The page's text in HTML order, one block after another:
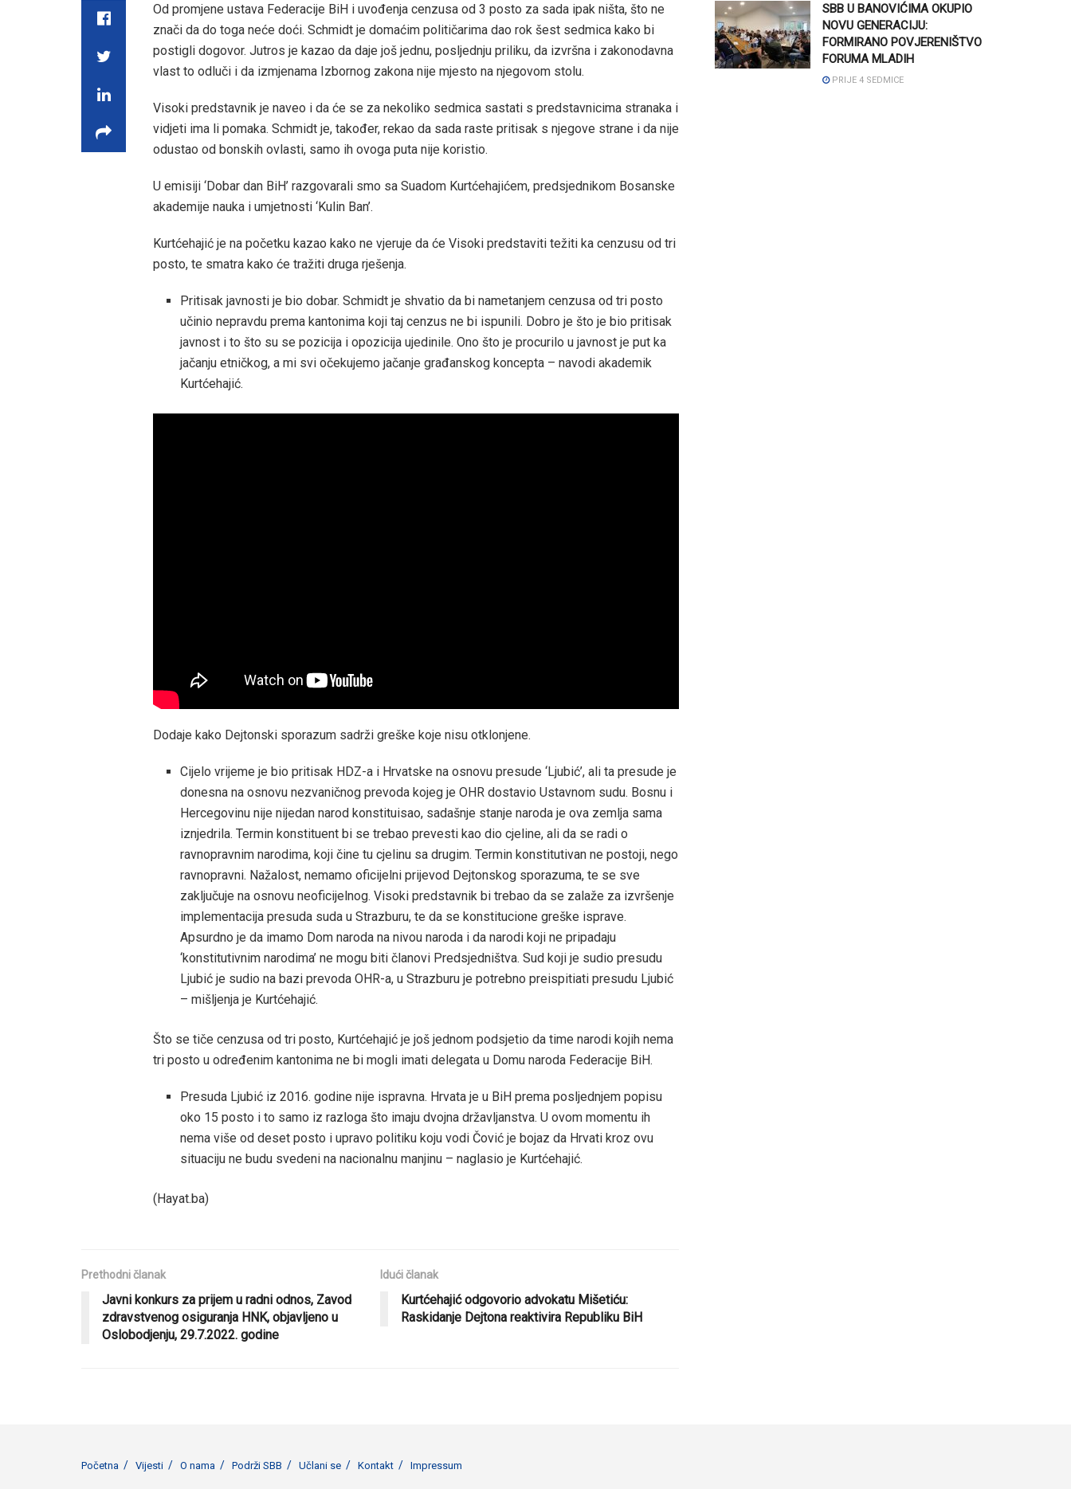
Od promjene ustava Federacije BiH i uvođenja cenzusa od 3 posto za sada ipak ništa, što ne
znači da do toga neće doći. Schmidt je domaćim političarima dao rok šest sedmica kako bi
postigli dogovor. Jutros je kazao da daje još jednu, posljednju priliku, da izvršna i zakonodavna
vlast to odluči i da izmjenama Izbornog zakona nije mjesto na njegovom stolu.
Visoki predstavnik je naveo i da će se za nekoliko sedmica sastati s predstavnicima stranaka i
vidjeti ima li pomaka. Schmidt je, također, rekao da sada raste pritisak s njegove strane i da nije
odustao od bonskih ovlasti, samo ih ovoga puta nije koristio.
U emisiji ‘Dobar dan BiH’ razgovarali smo sa Suadom Kurtćehajićem, predsjednikom Bosanske
akademije nauka i umjetnosti ‘Kulin Ban’.
Kurtćehajić je na početku kazao kako ne vjeruje da će Visoki predstaviti težiti ka cenzusu od tri
posto, te smatra kako će tražiti druga rješenja.
Pritisak javnosti je bio dobar. Schmidt je shvatio da bi nametanjem cenzusa od tri posto
učinio nepravdu prema kantonima koji taj cenzus ne bi ispunili. Dobro je što je bio pritisak
javnost i to što su se pozicija i opozicija ujedinile. Ono što je procurilo u javnost je put ka
jačanju etničkog, a mi svi očekujemo jačanje građanskog koncepta – navodi akademik
Kurtćehajić.
Dodaje kako Dejtonski sporazum sadrži greške koje nisu otklonjene.
Cijelo vrijeme je bio pritisak HDZ-a i Hrvatske na osnovu presude ‘Ljubić’, ali ta presude je
donesna na osnovu nezvaničnog prevoda kojeg je OHR dostavio Ustavnom sudu. Bosnu i
Hercegovinu nije nijedan narod konstituisao, sadašnje stanje naroda je ova zemlja sama
iznjedrila. Termin konstituent bi se trebao prevesti kao dio cjeline, ali da se radi o
ravnopravnim narodima, koji čine tu cjelinu sa drugim. Termin konstitutivan ne postoji, nego
ravnopravni. Nažalost, nemamo oficijelni prijevod Dejtonskog sporazuma, te se sve
zaključuje na osnovu neoficijelnog. Visoki predstavnik bi trebao da se zalaže za izvršenje
implementacija presuda suda u Strazburu, te da se konstitucione greške isprave.
Apsurdno je da imamo Dom naroda na nivou naroda i da narodi koji ne pripadaju
‘konstitutivnim narodima’ ne mogu biti članovi Predsjedništva. Sud koji je sudio presudu
Ljubić je sudio na bazi prevoda OHR-a, u Strazburu je potrebno preispitiati presudu Ljubić
– mišljenja je Kurtćehajić.
Što se tiče cenzusa od tri posto, Kurtćehajić je još jednom podsjetio da time narodi kojih nema
tri posto u određenim kantonima ne bi mogli imati delegata u Domu naroda Federacije BiH.
Presuda Ljubić iz 2016. godine nije ispravna. Hrvata je u BiH prema posljednjem popisu
oko 15 posto i to samo iz razloga što imaju dvojna državljanstva. U ovom momentu ih
nema više od deset posto i upravo politiku koju vodi Čović je bojaz da Hrvati kroz ovu
situaciju ne budu svedeni na nacionalnu manjinu – naglasio je Kurtćehajić.
(Hayat.ba)
Prethodni članak
Javni konkurs za prijem u radni odnos, Zavod
zdravstvenog osiguranja HNK, objavljeno u
Oslobodjenju, 29.7.2022. godine
Idući članak
Kurtćehajić odgovorio advokatu Mišetiću:
Raskidanje Dejtona reaktivira Republiku BiH
SBB U BANOVIĆIMA OKUPIO
NOVU GENERACIJU:
FORMIRANO POVJERENIŠTVO
FORUMA MLADIH
PRIJE 4 SEDMICE
Početna Vijesti O nama Podrži SBB Učlani se Kontakt Impressum